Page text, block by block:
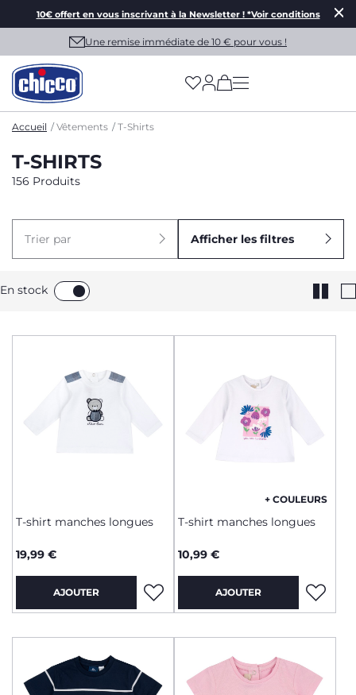
10€ offert en vous inscrivant à la Newsletter ! *Voir conditions
Une remise immédiate de 10 € pour vous !
(has more options
Accueil Vêtements T-Shirts
T-SHIRTS
156 Produits
Trier par Afficher les filtres
En stock
T-shirt manches longues
19,99 €
AJOUTER
+ COULEURS
T-shirt manches longues
10,99 €
AJOUTER